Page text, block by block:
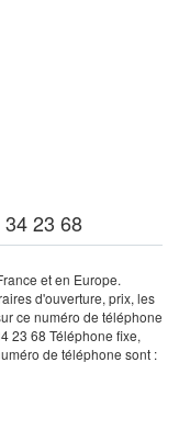
23 68
et en Europe.
d'ouverture, prix, les
ce numéro de téléphone
23 68 Téléphone fixe,
de téléphone sont :